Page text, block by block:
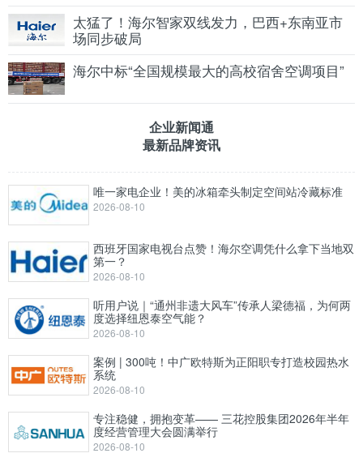
太猛了！海尔智家双线发力，巴西+东南亚市
场同步破局
海尔中标“全国规模最大的高校宿舍空调项目”
企业新闻通
最新品牌资讯
唯一家电企业！美的冰箱牵头制定空间站冷藏标准
2026-08-10
西班牙国家电视台点赞！海尔空调凭什么拿下当地双
第一？
2026-08-10
听用户说｜“通州非遗大风车”传承人梁德福，为何两
度选择纽恩泰空气能？
2026-08-10
案例 | 300吨！中广欧特斯为正阳职专打造校园热水
系统
2026-08-10
专注稳健，拥抱变革—— 三花控股集团2026年半年
度经营管理大会圆满举行
2026-08-10